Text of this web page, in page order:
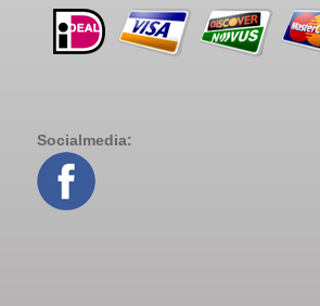
Socialmedia: